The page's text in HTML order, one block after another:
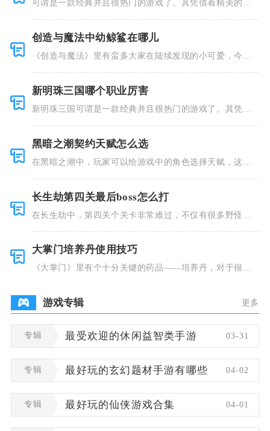
可谓是一款经典并且很热门的游戏了。其凭借着精美的画
创造与魔法中幼鲸鲨在哪儿
《创造与魔法》里有蛮多大家在陆续发现的小可爱，今天
新明珠三国哪个职业厉害
新明珠三国可谓是一款经典并且很热门的游戏了。其凭借
黑暗之潮契约天赋怎么选
在黑暗之潮中，玩家可以给游戏中的角色选择天赋，这些
长生劫第四关最后boss怎么打
在长生劫中，第四关个关卡非常难过，不仅有很多野怪，
大掌门培养丹使用技巧
《大掌门》里有个十分关键的药品——培养丹，对于很多
游戏专辑 更多
专辑 最受欢迎的休闲益智类手游 03-31
专辑 最好玩的玄幻题材手游有哪些 04-02
专辑 最好玩的仙侠游戏合集 04-01